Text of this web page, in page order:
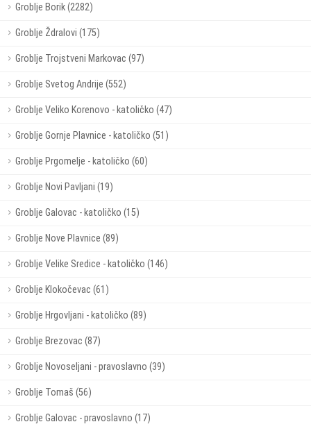
Groblje Borik (2282)
Groblje Ždralovi (175)
Groblje Trojstveni Markovac (97)
Groblje Svetog Andrije (552)
Groblje Veliko Korenovo - katoličko (47)
Groblje Gornje Plavnice - katoličko (51)
Groblje Prgomelje - katoličko (60)
Groblje Novi Pavljani (19)
Groblje Galovac - katoličko (15)
Groblje Nove Plavnice (89)
Groblje Velike Sredice - katoličko (146)
Groblje Klokočevac (61)
Groblje Hrgovljani - katoličko (89)
Groblje Brezovac (87)
Groblje Novoseljani - pravoslavno (39)
Groblje Tomaš (56)
Groblje Galovac - pravoslavno (17)